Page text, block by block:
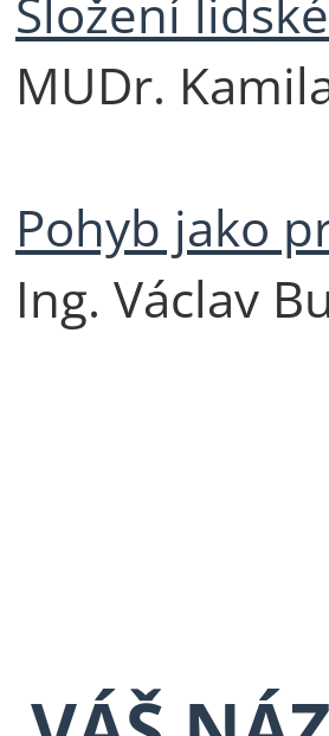
MUDr.
Pohyb jako
Ing. Václav